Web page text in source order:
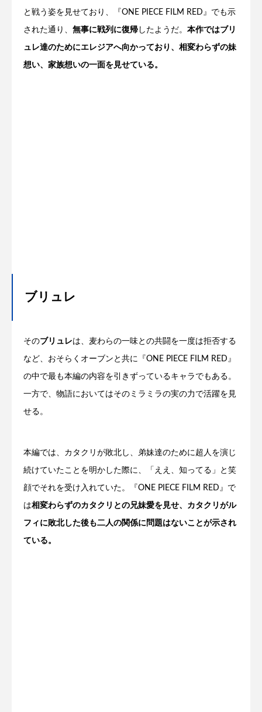
と戦う姿を見せており、『ONE PIECE FILM RED』でも示
された通り、 無事に戦列に復帰 したようだ。 本作ではブリ
ュレ達のためにエレジアへ向かっており、相変わらずの妹
想い、家族想いの一面を見せている。
ブリュレ
そのブリュレは、麦わらの一味との共闘を一度は拒否する
など、おそらくオーブンと共に『ONE PIECE FILM RED』
の中で最も本編の内容を引きずっているキャラでもある。
一方で、物語においてはそのミラミラの実の力で活躍を見
せる。
本編では、カタクリが敗北し、弟妹達のために超人を演じ
続けていたことを明かした際に、「ええ、知ってる」と笑
顔でそれを受け入れていた。『ONE PIECE FILM RED』で
は相変わらずのカタクリとの兄妹愛を見せ、カタクリがル
フィに敗北した後も二人の関係に問題はないことが示され
ている。